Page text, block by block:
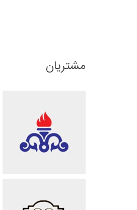
مشتریان